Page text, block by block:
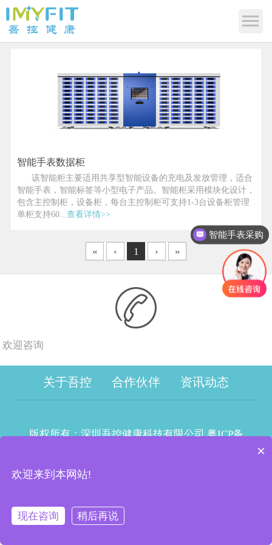
智能手表数据柜
该智能柜主要适用共享型智能设备的充电及发放管理，适合
智能手表，智能标签等小型电子产品。智能柜采用模块化设计，
包含主控制柜，设备柜，每台主控制柜可支持1-3台设备柜管理
单柜支持60...查看详情>>
« ‹ 1 › »
欢迎咨询
关于吾控 合作伙伴 资讯动态
版权所有：深圳吾控健康科技有限公司粤ICP备
智能手表采购
×
欢迎来到本网站!
现在咨询 稍后再说